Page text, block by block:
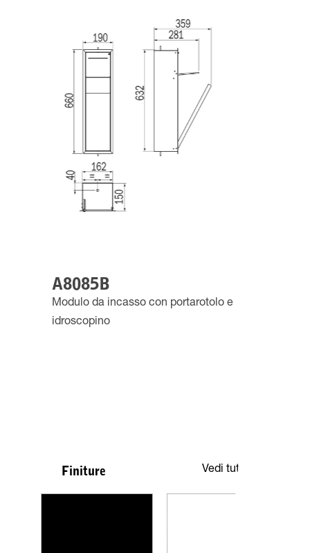
A8085B
Modulo da incasso con portarotolo e
idroscopino
Finiture Vedi tutte